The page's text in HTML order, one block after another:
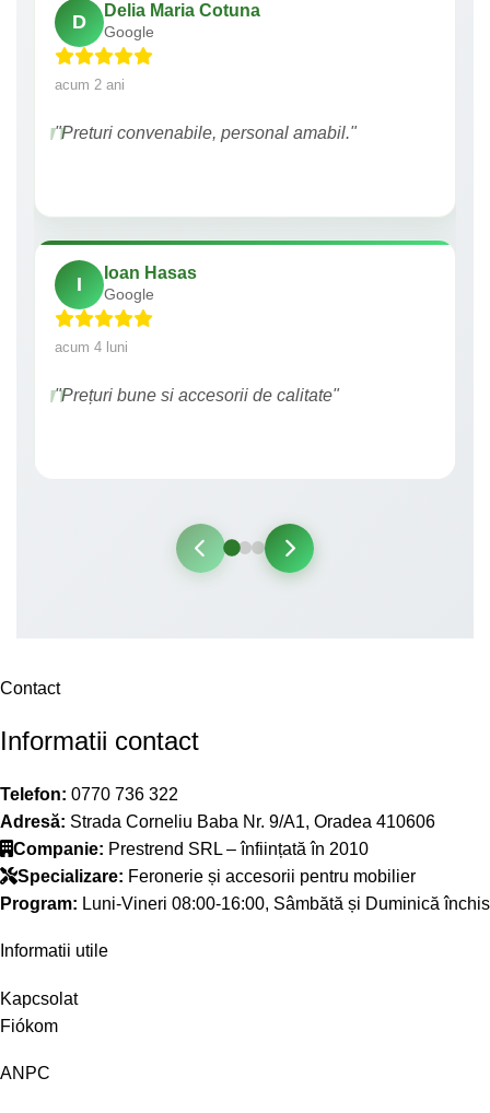
D
Delia Maria Cotuna
Google
acum 2 ani
"Preturi convenabile, personal amabil."
I
Ioan Hasas
Google
acum 4 luni
"Prețuri bune si accesorii de calitate"
Contact
Informatii contact
Telefon: 0770 736 322
Adresă: Strada Corneliu Baba Nr. 9/A1, Oradea 410606
Companie: Prestrend SRL – înființată în 2010
Specializare: Feronerie și accesorii pentru mobilier
Program: Luni-Vineri 08:00-16:00, Sâmbătă și Duminică închis
Informatii utile
Kapcsolat
Fiókom
ANPC